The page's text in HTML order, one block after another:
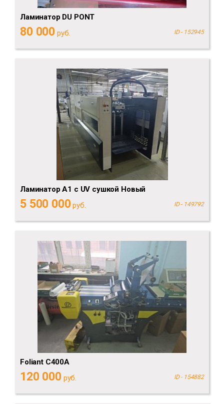
Ламинатор DU PONT
80 000 руб. ID - 152945
Ламинатор А1 с UV сушкой Новый
5 500 000 руб. ID - 149792
Foliant C400A
120 000 руб. ID - 154882